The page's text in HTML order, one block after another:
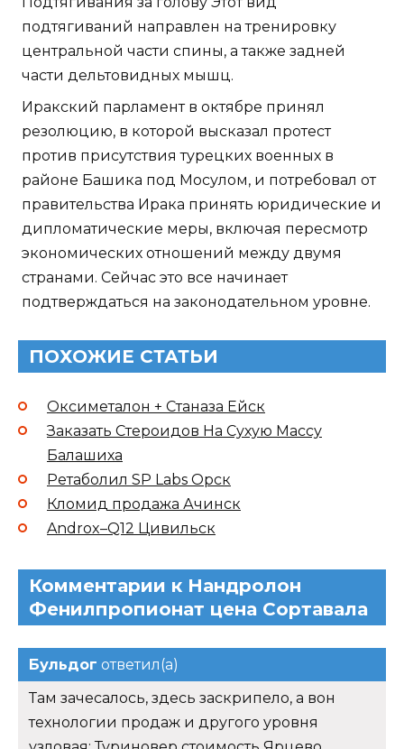
подтягиваний направлен на тренировку
центральной части спины, а также задней
части дельтовидных мышц.
Иракский парламент в октябре принял
резолюцию, в которой высказал протест
против присутствия турецких военных в
районе Башика под Мосулом, и потребовал от
правительства Ирака принять юридические и
дипломатические меры, включая пересмотр
экономических отношений между двумя
странами. Сейчас это все начинает
подтверждаться на законодательном уровне.
ПОХОЖИЕ СТАТЬИ
Оксиметалон + Станаза Ейск
Заказать Стероидов На Сухую Массу
Балашиха
Ретаболил SP Labs Орск
Кломид продажа Ачинск
Androx–Q12 Цивильск
Комментарии к Нандролон
Фенилпропионат цена Сортавала
Бульдог ответил(а)
Там зачесалось, здесь заскрипело, а вон
технологии продаж и другого уровня